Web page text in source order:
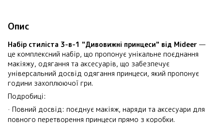
Опис
Набір стиліста 3-в-1 "Дивовижні принцеси" від Mideer —
це комплексний набір, що пропонує унікальне поєднання
макіяжу, одягання та аксесуарів, що забезпечує
універсальний досвід одягання принцеси, який пропонує
години захоплюючої гри.
Подробиці:
· Повний досвід: поєднує макіяж, наряди та аксесуари для
повного перетворення принцеси прямо з коробки.